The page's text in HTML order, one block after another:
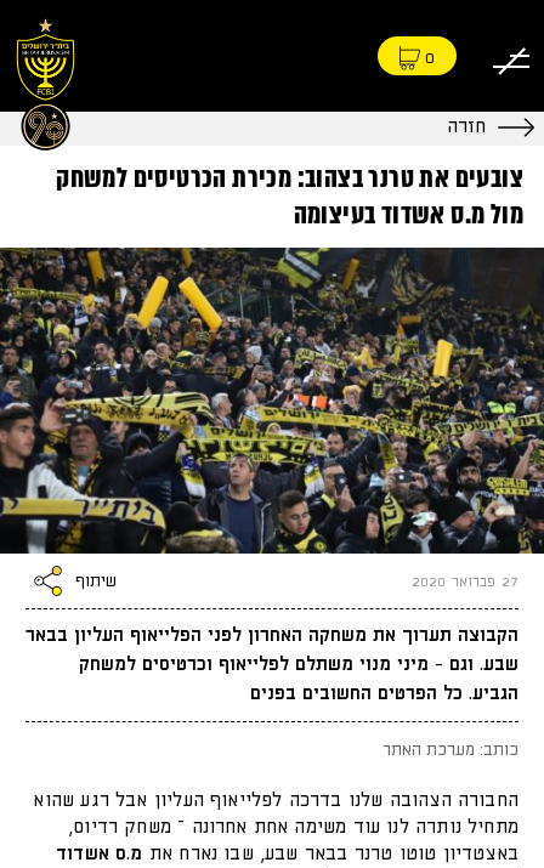
0
חזרה
צובעים את טרנר בצהוב: מכירת הכרטיסים למשחק
מול מ.ס אשדוד בעיצומה
27 פברואר 2020 שיתוף
הקבוצה תערוך את משחקה האחרון לפני הפלייאוף העליון בבאר
שבע. וגם - מיני מנוי משתלם לפלייאוף וכרטיסים למשחק
הגביע. כל הפרטים החשובים בפנים
כותב: מערכת האתר
החבורה הצהובה שלנו בדרכה לפלייאוף העליון אבל רגע שהוא
מתחיל נותרה לנו עוד משימה אחת אחרונה – משחק רדיוס,
באצטדיון טוטו טרנר בבאר שבע, שבו נארח את מ.ס אשדוד